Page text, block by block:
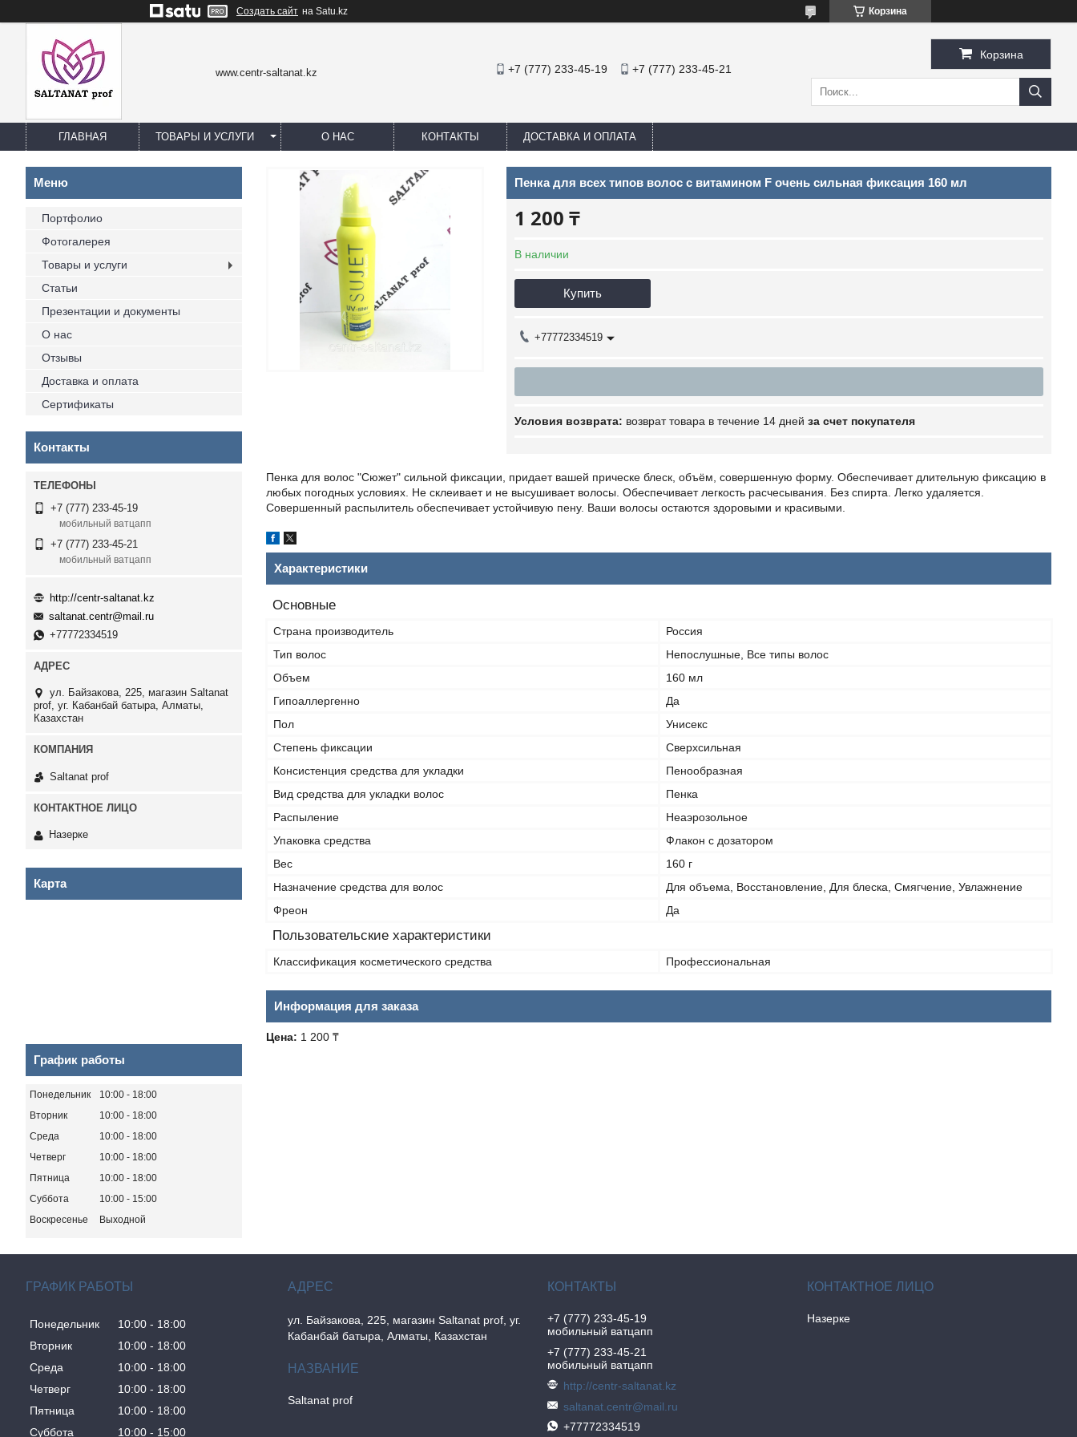
Создать сайт на Satu.kz Корзина
www.centr-saltanat.kz +7 (777) 233-45-19 +7 (777) 233-45-21
Корзина
ГЛАВНАЯ ТОВАРЫ И УСЛУГИ О НАС КОНТАКТЫ ДОСТАВКА И ОПЛАТА
Пенка для всех типов волос с витамином F очень сильная фиксация 160 мл
1 200 ₸
В наличии
Купить
+77772334519
возврат товара в течение 14 дней за счет покупателя
Пенка для волос "Сюжет" сильной фиксации, придает вашей прическе блеск, объём, совершенную форму. Обеспечивает длительную фиксацию в
любых погодных условиях. Не склеивает и не высушивает волосы. Обеспечивает легкость расчесывания. Без спирта. Легко удаляется.
Совершенный распылитель обеспечивает устойчивую пену. Ваши волосы остаются здоровыми и красивыми.
Характеристики
Основные
Страна производитель
Россия
Тип волос
Непослушные, Все типы волос
Объем
160 мл
Гипоаллергенно
Да
Пол
Унисекс
Степень фиксации
Сверхсильная
Консистенция средства для укладки
Пенообразная
Вид средства для укладки волос
Пенка
Распыление
Неаэрозольное
Упаковка средства
Флакон с дозатором
Вес
160 г
Назначение средства для волос
Для объема, Восстановление, Для блеска, Смягчение, Увлажнение
Фреон
Да
Пользовательские характеристики
Классификация косметического средства Профессиональная
Информация для заказа
Цена: 1 200 ₸
Портфолио
Фотогалерея
Товары и услуги
Статьи
Презентации и документы
О нас
Отзывы
Доставка и оплата
Сертификаты
Контакты
+7 (777) 233-45-19
мобильный ватцапп
+7 (777) 233-45-21
мобильный ватцапп
http://centr-saltanat.kz
saltanat.centr@mail.ru
+77772334519
ул. Байзакова, 225, магазин Saltanat
prof, уг. Кабанбай батыра, Алматы,
Казахстан
Saltanat prof
Назерке
Карта
График работы
Понедельник 10:00
18:00
Вторник
10:00
18:00
Среда
10:00
18:00
Четверг
10:00
18:00
Пятница
10:00
18:00
Суббота
10:00
15:00
Воскресенье
Выходной
ГРАФИК РАБОТЫ
Понедельник 10:00
18:00
Вторник
10:00
18:00
Среда
10:00
18:00
Четверг
10:00
18:00
Пятница
10:00
18:00
Суббота
10:00 15:00
ул. Байзакова, 225, магазин Saltanat prof, уг.
Кабанбай батыра, Алматы, Казахстан
Saltanat prof
+7 (777) 233-45-19
мобильный ватцапп
+7 (777) 233-45-21
мобильный ватцапп
http://centr-saltanat.kz
saltanat.centr@mail.ru
+77772334519
Назерке